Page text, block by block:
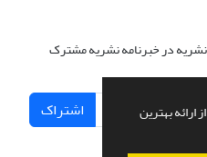
ارائه بهترین
نشریه در خبرنامه نشریه مشترک
اشتراک